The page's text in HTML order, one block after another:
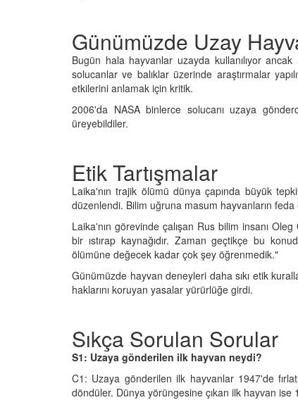
Günümüzde Uzay
Bugün hala hayvanlar uzayda kullanılıyor
solucanlar ve balıklar üzerinde araştırmalar
etkilerini anlamak için kritik.
2006'da NASA binlerce solucanı uzaya
üreyebildiler.
Etik Tartışmalar
Laika'nın trajik ölümü dünya çapında büyük
düzenlendi. Bilim uğruna masum hayvanların feda
Laika'nın görevinde çalışan Rus bilim insanı
bir ıstırap kaynağıdır. Zaman geçtikçe bu
ölümüne değecek kadar çok şey öğrenmedik."
Günümüzde hayvan deneyleri daha sıkı etik
haklarını koruyan yasalar yürürlüğe girdi.
Sıkça Sorulan Sorular
S1: Uzaya gönderilen ilk hayvan neydi?
C1: Uzaya gönderilen ilk hayvanlar 1947'de
döndüler. Dünya yörüngesine çıkan ilk hayvan